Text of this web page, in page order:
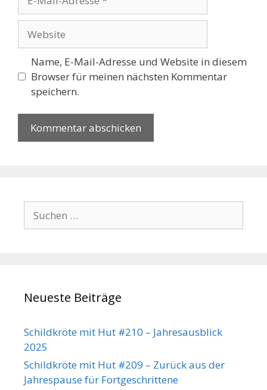
Mail-
Adresse
Name, E-Mail-Adresse und Website in diesem
Browser für meinen nächsten Kommentar
speichern.
nach:
Neueste Beiträge
Schildkröte mit Hut #210 – Jahresausblick
2025
Schildkröte mit Hut #209 – Zurück aus der
Jahrespause für Fortgeschrittene